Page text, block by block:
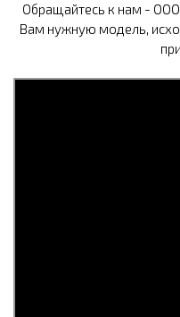
Обращайтесь к нам -
Вам нужную модель,